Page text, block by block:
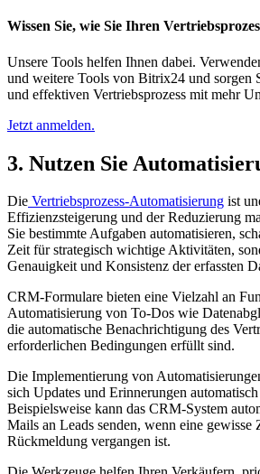
Wissen Sie, wie Sie Ihren
Unsere Tools helfen Ihnen dabei.
und weitere Tools von Bitrix24 und sorgen
und effektiven Vertriebsprozess mit mehr
Jetzt anmelden.
3. Nutzen Sie
Die Vertriebsprozess-Automatisierung ist
Effizienzsteigerung und der Reduzierung
Sie bestimmte Aufgaben automatisieren,
Zeit für strategisch wichtige Aktivitäten,
Genauigkeit und Konsistenz der erfassten
CRM-Formulare bieten eine Vielzahl an
Automatisierung von To-Dos wie
die automatische Benachrichtigung des
erforderlichen Bedingungen erfüllt sind.
Die Implementierung von
sich Updates und Erinnerungen automatisch
Beispielsweise kann das CRM-System
Mails an Leads senden, wenn eine gewisse
Rückmeldung vergangen ist.